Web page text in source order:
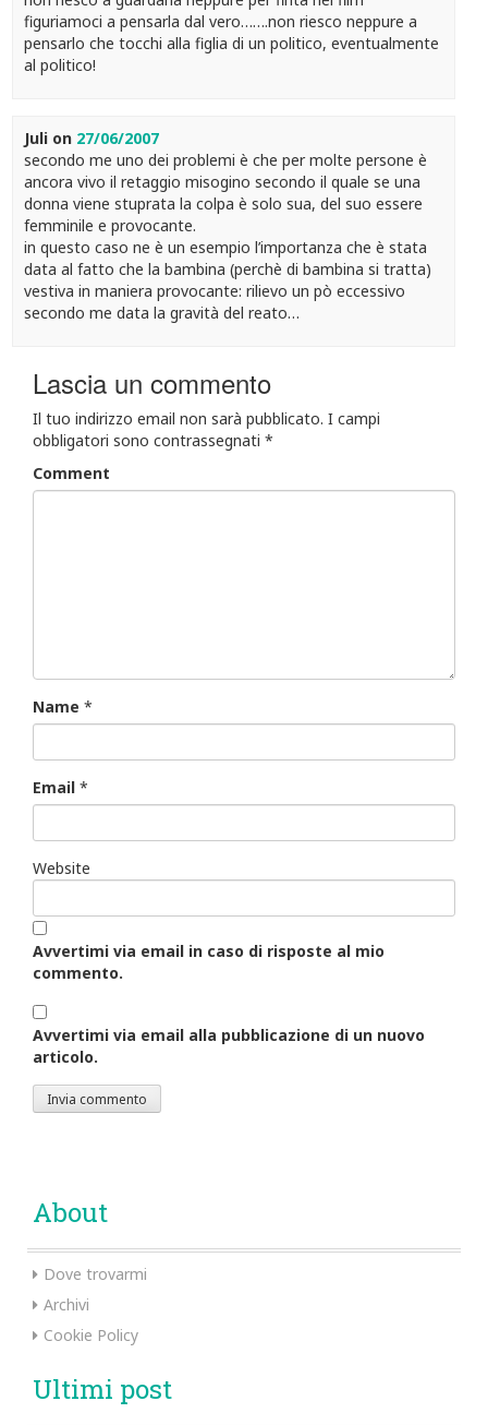
figuriamoci a pensarla dal vero…….non riesco neppure a
pensarlo che tocchi alla figlia di un politico, eventualmente
al politico!
Julion 27/06/2007
secondo me uno dei problemi è che per molte persone è
ancora vivo il retaggio misogino secondo il quale se una
donna viene stuprata la colpa è solo sua, del suo essere
femminile e provocante.
in questo caso ne è un esempio l’importanza che è stata
data al fatto che la bambina (perchè di bambina si tratta)
vestiva in maniera provocante: rilievo un pò eccessivo
secondo me data la gravità del reato…
Lascia un commento
Il tuo indirizzo email non sarà pubblicato. I campi
obbligatori sono contrassegnati *
Comment
Name *
Email *
Website
Avvertimi via email in caso di risposte al mio
commento.
Avvertimi via email alla pubblicazione di un nuovo
articolo.
About
Dove trovarmi
Archivi
Cookie Policy
Ultimi post